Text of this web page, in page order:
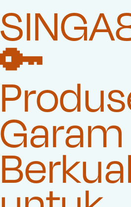
🔑
Garam